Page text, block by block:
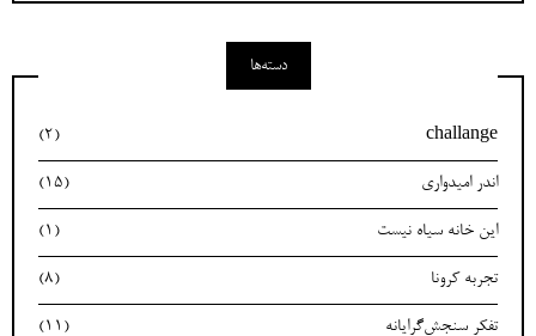
دسته‌ها
challange
(2)
اندر امیدواری (15)
این خانه سیاه نیست (1)
تجربه کرونا (8)
تفکر سنجش‌گرایانه (11)